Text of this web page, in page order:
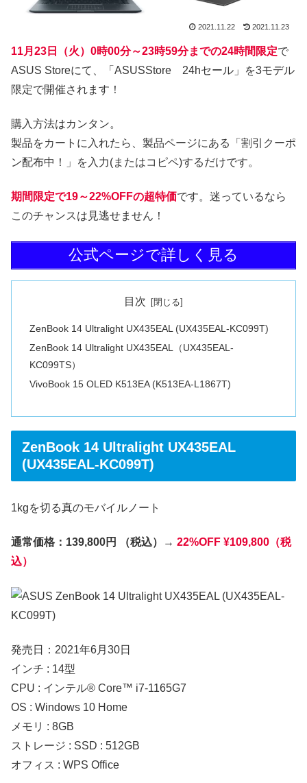
2021.11.22 2021.11.23
11月23日（火）0時00分～23時59分までの24時間限定で
ASUS Storeにて、「ASUSStore 24hセール」を3モデル
限定で開催されます！
購入方法はカンタン。
製品をカートに入れたら、製品ページにある「割引クーポ
ン配布中！」を入力(またはコピペ)するだけです。
期間限定で19～22%OFFの超特価です。迷っているなら
このチャンスは見逃せません！
公式ページで詳しく見る
目次
ZenBook 14 Ultralight UX435EAL (UX435EAL-KC099T)
ZenBook 14 Ultralight UX435EAL（UX435EAL-
KC099TS）
VivoBook 15 OLED K513EA (K513EA-L1867T)
ZenBook 14 Ultralight UX435EAL
(UX435EAL-KC099T)
1kgを切る真のモバイルノート
通常価格：139,800円 （税込） → 22%OFF ¥109,800（税
込）
発売日：2021年6月30日
インチ : 14型
CPU : インテル® Core™ i7-1165G7
OS : Windows 10 Home
メモリ : 8GB
ストレージ : SSD : 512GB
オフィス : WPS Office